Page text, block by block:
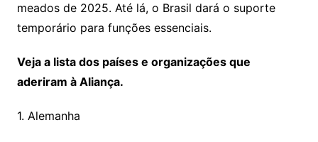
meados de 2025. Até lá, o Brasil dará o suporte
temporário para funções essenciais.
Veja a lista dos países e organizações que
aderiram à Aliança.
1. Alemanha